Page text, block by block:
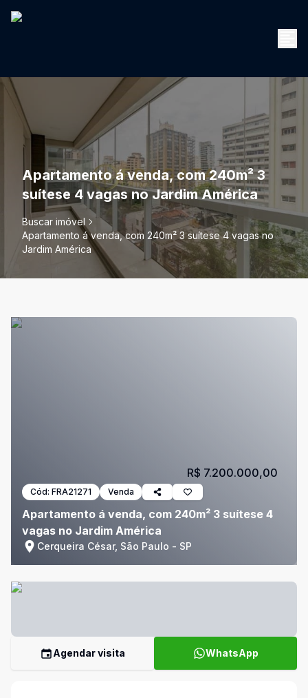
Apartamento á venda, com 240m² 3
suítese 4 vagas no Jardim América
Buscar imóvel
Apartamento á venda, com 240m² 3 suítese 4 vagas no
Jardim América
Cód: FRA21271 Venda
Apartamento á venda, com 240m² 3 suítese 4
vagas no Jardim América
Cerqueira César, São Paulo - SP
R$ 7.200.000,00
Agendar visita WhatsApp